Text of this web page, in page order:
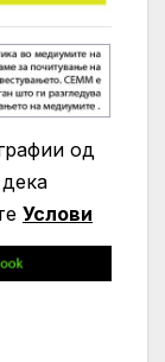
од
Услови